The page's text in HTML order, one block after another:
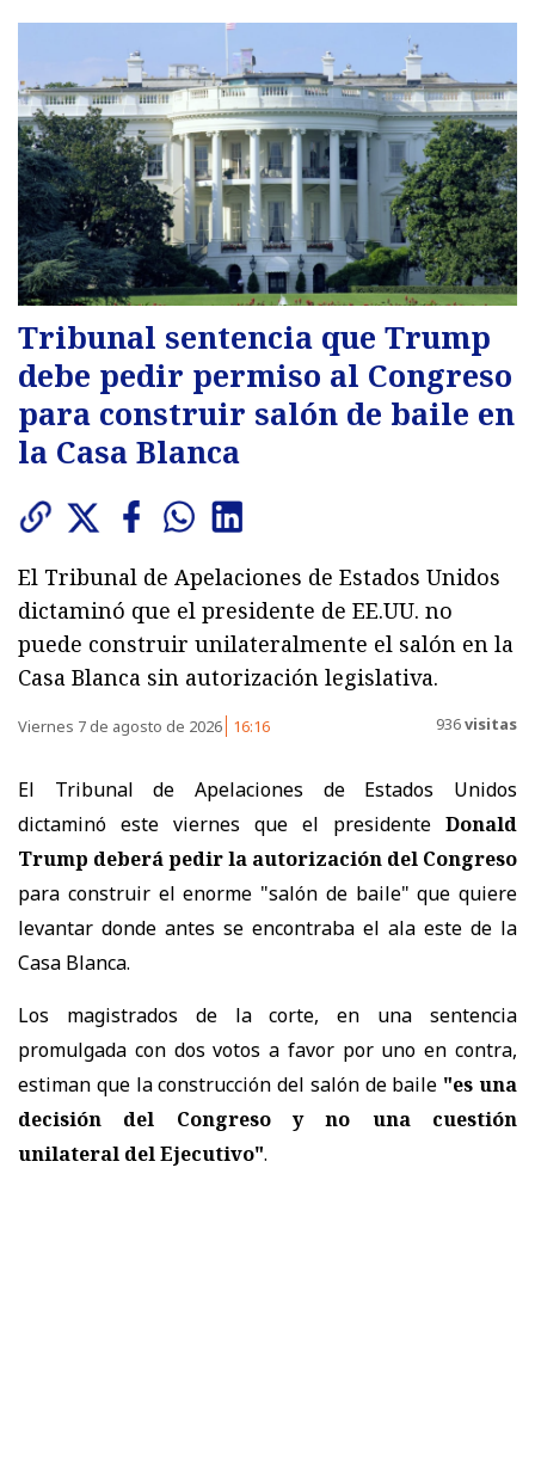
Tribunal sentencia que Trump
debe pedir permiso al Congreso
para construir salón de baile en
la Casa Blanca
El Tribunal de Apelaciones de Estados Unidos
dictaminó que el presidente de EE.UU. no
puede construir unilateralmente el salón en la
Casa Blanca sin autorización legislativa.
Viernes 7 de agosto de 2026 16:16 936visitas
El Tribunal de Apelaciones de Estados Unidos
dictaminó este viernes que el presidente Donald
Trump deberá pedir la autorización del Congreso
para construir el enorme "salón de baile" que quiere
levantar donde antes se encontraba el ala este de la
Casa Blanca.
Los magistrados de la corte, en una sentencia
promulgada con dos votos a favor por uno en contra,
estiman que la construcción del salón de baile "es una
decisión del Congreso y no una cuestión
unilateral del Ejecutivo".